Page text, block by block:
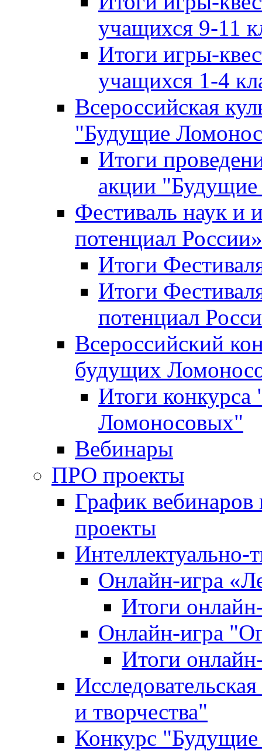
учащихся 9-11
Итоги игры-
учащихся 1-4
Всероссийская
"Будущие
Итоги
акции
Фестиваль наук и
потенциал России»
Итоги
Итоги
потенциал
Всероссийский
будущих
Итоги
Ломоносовых"
Вебинары
ПРО проекты
График
проекты
Интеллектуально-
Онлайн-игра
Итоги
Онлайн-игра
Итоги
и творчества"
Конкурс